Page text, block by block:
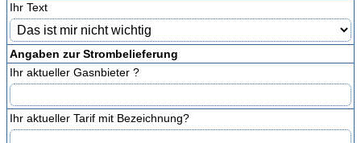
Ihr Text
Angaben zur Strombelieferung
Ihr aktueller Gasnbieter ?
Ihr aktueller Tarif mit Bezeichnung?